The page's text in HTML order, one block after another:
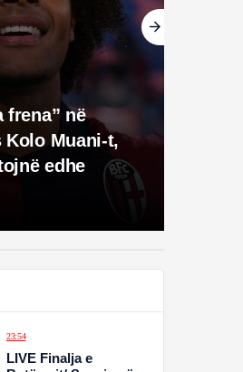
frena” në
Kolo Muani-t,
edhe
23:54
LIVE Finalja e